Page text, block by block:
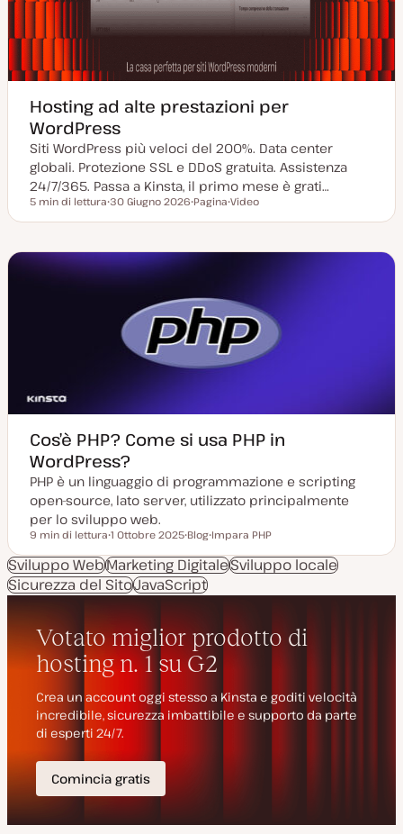
Hosting ad alte prestazioni per
WordPress
Siti WordPress più veloci del 200%. Data center
globali. Protezione SSL e DDoS gratuita. Assistenza
24/7/365. Passa a Kinsta, il primo mese è grati…
Tempo di lettura
5 min di lettura
a
a
g
30 Giugno 2026
o
t
e
Pagina
i
n
t
e
n
u
t
Video
Cos’è PHP? Come si usa PHP in
WordPress?
PHP è un linguaggio di programmazione e scripting
open-source, lato server, utilizzato principalmente
per lo sviluppo web.
Tempo di lettura
9 min di lettura
a
t
a
a
o
n
a
a
1 Ottobre 2025
o
s
t
t
Blog
r
g
m
o
Impara PHP
Sviluppo WebMarketing DigitaleSviluppo locale
Sicurezza del SitoJavaScript